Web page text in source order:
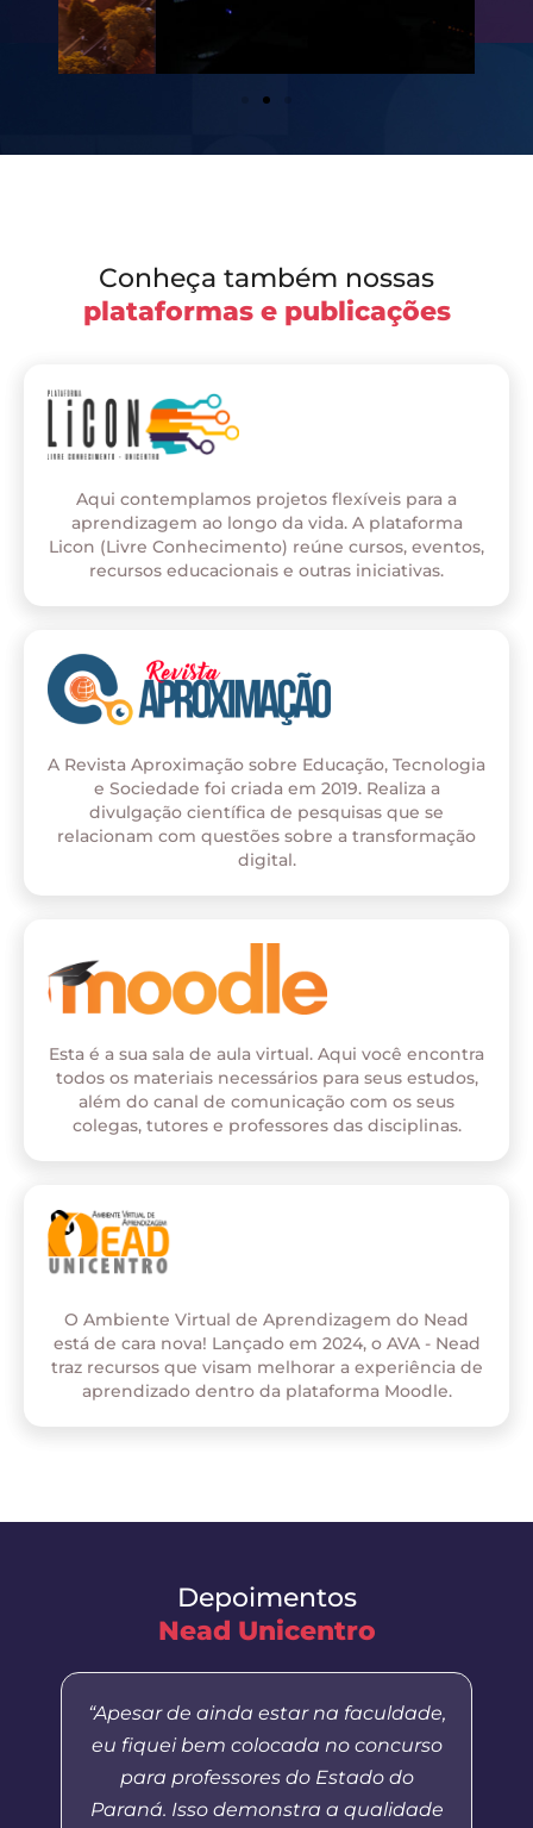
Conheça também nossas
plataformas e publicações
Aqui contemplamos projetos flexíveis para a
aprendizagem ao longo da vida. A plataforma
Licon (Livre Conhecimento) reúne cursos, eventos,
recursos educacionais e outras iniciativas.
A Revista Aproximação sobre Educação, Tecnologia
e Sociedade foi criada em 2019. Realiza a
divulgação científica de pesquisas que se
relacionam com questões sobre a transformação
digital.
Esta é a sua sala de aula virtual. Aqui você encontra
todos os materiais necessários para seus estudos,
além do canal de comunicação com os seus
colegas, tutores e professores das disciplinas.
O Ambiente Virtual de Aprendizagem do Nead
está de cara nova! Lançado em 2024, o AVA - Nead
traz recursos que visam melhorar a experiência de
aprendizado dentro da plataforma Moodle.
Depoimentos
Nead Unicentro
“Apesar de ainda estar na faculdade,
eu fiquei bem colocada no concurso
para professores do Estado do
Paraná. Isso demonstra a qualidade